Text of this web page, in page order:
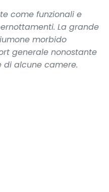
come funzionali e
La grande
morbido
generale nonostante
alcune camere.